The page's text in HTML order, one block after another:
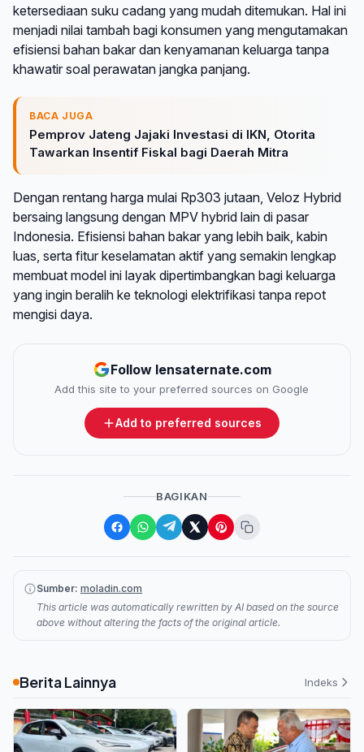
ketersediaan suku cadang yang mudah ditemukan. Hal ini
menjadi nilai tambah bagi konsumen yang mengutamakan
efisiensi bahan bakar dan kenyamanan keluarga tanpa
khawatir soal perawatan jangka panjang.
BACA JUGA
Pemprov Jateng Jajaki Investasi di IKN, Otorita
Tawarkan Insentif Fiskal bagi Daerah Mitra
Dengan rentang harga mulai Rp303 jutaan, Veloz Hybrid
bersaing langsung dengan MPV hybrid lain di pasar
Indonesia. Efisiensi bahan bakar yang lebih baik, kabin
luas, serta fitur keselamatan aktif yang semakin lengkap
membuat model ini layak dipertimbangkan bagi keluarga
yang ingin beralih ke teknologi elektrifikasi tanpa repot
mengisi daya.
Follow lensaternate.com
Add this site to your preferred sources on Google
Add to preferred sources
BAGIKAN
Sumber: moladin.com
This article was automatically rewritten by AI based on the source
above without altering the facts of the original article.
Berita Lainnya Indeks